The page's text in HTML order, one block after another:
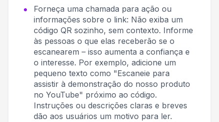
Forneça uma chamada para ação ou
informações sobre o link: Não exiba um
código QR sozinho, sem contexto. Informe
às pessoas o que elas receberão se o
escanearem – isso aumenta a confiança e
o interesse. Por exemplo, adicione um
pequeno texto como "Escaneie para
assistir à demonstração do nosso produto
no YouTube" próximo ao código.
Instruções ou descrições claras e breves
dão aos usuários um motivo para ler.